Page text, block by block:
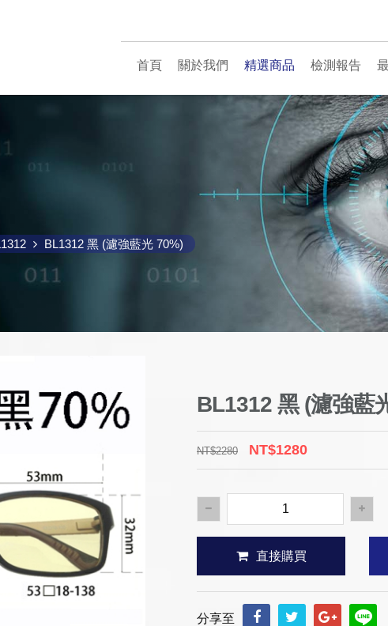
首頁 關於我們 精選商品 檢測報告
BL1312 黑 (濾強藍光 70%)
BL1312 黑 (濾強藍
NT$2280 NT$1280
直接購買
分享至